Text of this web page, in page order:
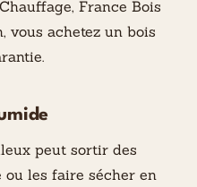
France Bois
vous achetez un bois
peut sortir des
ou les faire sécher en